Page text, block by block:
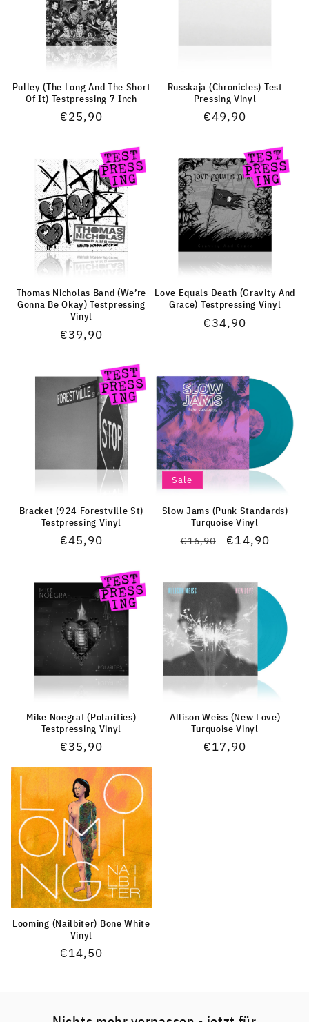
Pulley (The Long And The Short
Of It) Testpressing 7 Inch
Normaler
€25,90
Russkaja (Chronicles) Test
Pressing Vinyl
Normaler
€49,90
Thomas Nicholas Band (We’re
Gonna Be Okay) Testpressing
Vinyl
Normaler
€39,90
Love Equals Death (Gravity And
Grace) Testpressing Vinyl
Normaler
€34,90
Bracket (924 Forestville St)
Testpressing Vinyl
Normaler
€45,90
Sale
Slow Jams (Punk Standards)
Turquoise Vinyl
Normaler
€16,90 Verkaufspreis
€14,90
Mike Noegraf (Polarities)
Testpressing Vinyl
Normaler
€35,90
Allison Weiss (New Love)
Turquoise Vinyl
Normaler
€17,90
Looming (Nailbiter) Bone White
Vinyl
Normaler
€14,50